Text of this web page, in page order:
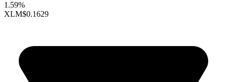
1.59%
XLM$0.1629